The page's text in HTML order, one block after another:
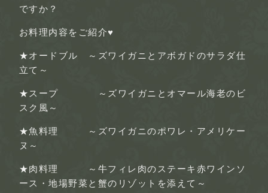
ですか？
お料理内容をご紹介♥
★オードブル ～ズワイガニとアボガドのサラダ仕
立て～
★スープ ～ズワイガニとオマール海老のビ
スク風～
★魚料理 ～ズワイガニのポワレ・アメリケー
ヌ～
★肉料理 ～牛フィレ肉のステーキ赤ワインソ
ース・地場野菜と蟹のリゾットを添えて～